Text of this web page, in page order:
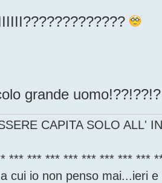
grande
CAPITA SOLO ALL'
*** *** *** *** *** *** *** ***
cui io non penso mai...ieri